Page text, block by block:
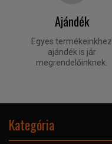
Ajándék
Egyes termékeinkhez
ajándék is jár
megrendelőinknek.
Kategória